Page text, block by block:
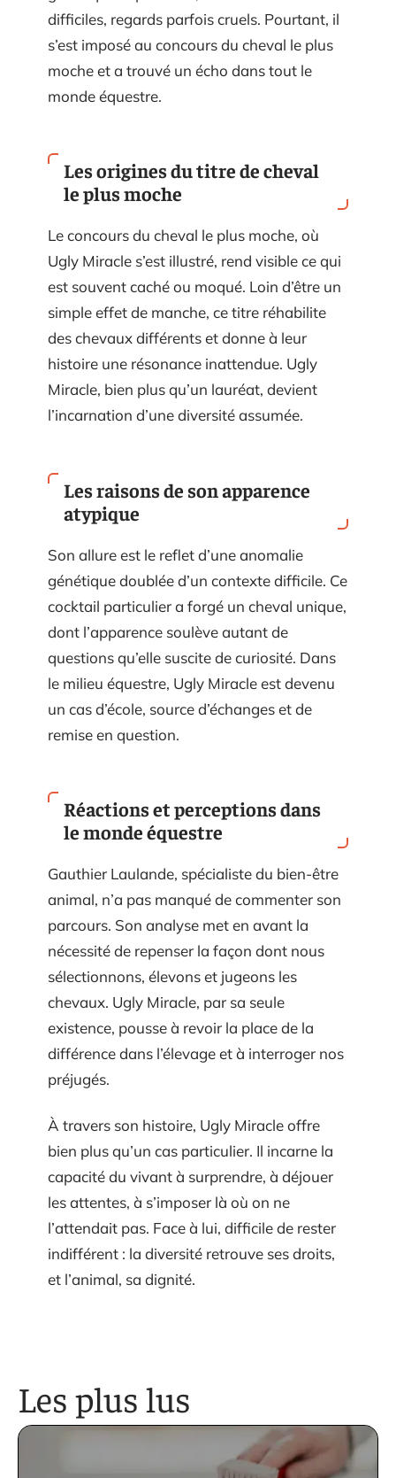
difficiles, regards parfois cruels. Pourtant, il
s’est imposé au concours du cheval le plus
moche et a trouvé un écho dans tout le
monde équestre.
Les origines du titre de cheval
le plus moche
Le concours du cheval le plus moche, où
Ugly Miracle s’est illustré, rend visible ce qui
est souvent caché ou moqué. Loin d’être un
simple effet de manche, ce titre réhabilite
des chevaux différents et donne à leur
histoire une résonance inattendue. Ugly
Miracle, bien plus qu’un lauréat, devient
l’incarnation d’une diversité assumée.
Les raisons de son apparence
atypique
Son allure est le reflet d’une anomalie
génétique doublée d’un contexte difficile. Ce
cocktail particulier a forgé un cheval unique,
dont l’apparence soulève autant de
questions qu’elle suscite de curiosité. Dans
le milieu équestre, Ugly Miracle est devenu
un cas d’école, source d’échanges et de
remise en question.
Réactions et perceptions dans
le monde équestre
Gauthier Laulande, spécialiste du bien-être
animal, n’a pas manqué de commenter son
parcours. Son analyse met en avant la
nécessité de repenser la façon dont nous
sélectionnons, élevons et jugeons les
chevaux. Ugly Miracle, par sa seule
existence, pousse à revoir la place de la
différence dans l’élevage et à interroger nos
préjugés.
À travers son histoire, Ugly Miracle offre
bien plus qu’un cas particulier. Il incarne la
capacité du vivant à surprendre, à déjouer
les attentes, à s’imposer là où on ne
l’attendait pas. Face à lui, difficile de rester
indifférent : la diversité retrouve ses droits,
et l’animal, sa dignité.
Les plus lus